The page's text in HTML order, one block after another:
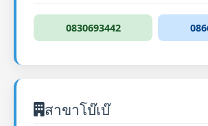
0830693442
สาขาโบ๊เบ๊